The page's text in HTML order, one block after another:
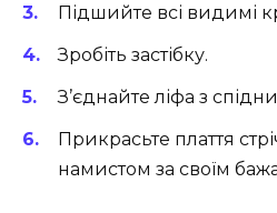
Підшийте всі видимі
Зробіть застібку.
З’єднайте ліфа з
Прикрасьте плаття
намистом за своїм